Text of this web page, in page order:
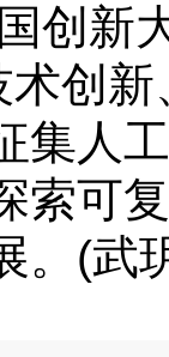
创新
术创
集人
索可
。(武